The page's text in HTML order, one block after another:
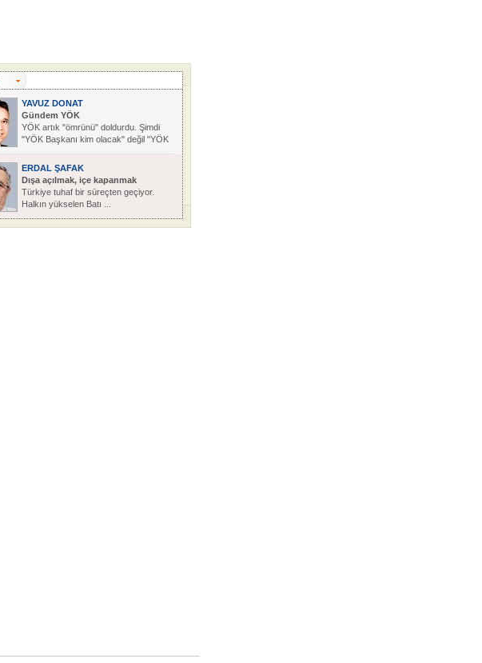
YAVUZ DONAT
Gündem YÖK
YÖK artık "ömrünü" doldurdu. Şimdi
"YÖK Başkanı kim olacak" değil "YÖK
ERDAL ŞAFAK
Dışa açılmak, içe kapanmak
Türkiye tuhaf bir süreçten geçiyor.
Halkın yükselen Batı ...